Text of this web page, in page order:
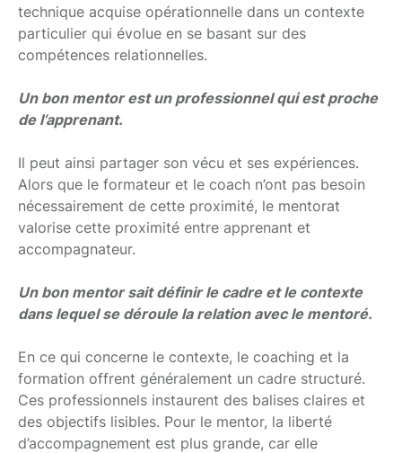
technique acquise opérationnelle dans un contexte
particulier qui évolue en se basant sur des
compétences relationnelles.
Un bon mentor est un professionnel qui est proche
de l’apprenant.
Il peut ainsi partager son vécu et ses expériences.
Alors que le formateur et le coach n’ont pas besoin
nécessairement de cette proximité, le mentorat
valorise cette proximité entre apprenant et
accompagnateur.
Un bon mentor sait définir le cadre et le contexte
dans lequel se déroule la relation avec le mentoré.
En ce qui concerne le contexte, le coaching et la
formation offrent généralement un cadre structuré.
Ces professionnels instaurent des balises claires et
des objectifs lisibles. Pour le mentor, la liberté
d’accompagnement est plus grande, car elle